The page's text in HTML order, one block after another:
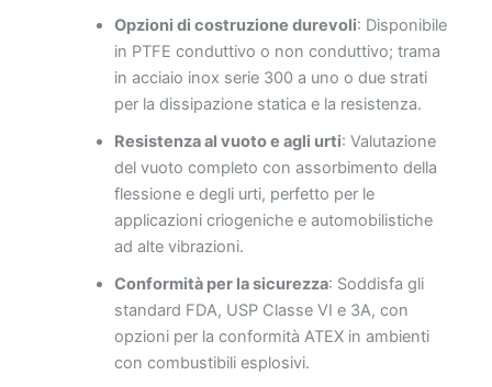
Opzioni di costruzione durevoli: Disponibile
in PTFE conduttivo o non conduttivo; trama
in acciaio inox serie 300 a uno o due strati
per la dissipazione statica e la resistenza.
Resistenza al vuoto e agli urti: Valutazione
del vuoto completo con assorbimento della
flessione e degli urti, perfetto per le
applicazioni criogeniche e automobilistiche
ad alte vibrazioni.
Conformità per la sicurezza: Soddisfa gli
standard FDA, USP Classe VI e 3A, con
opzioni per la conformità ATEX in ambienti
con combustibili esplosivi.